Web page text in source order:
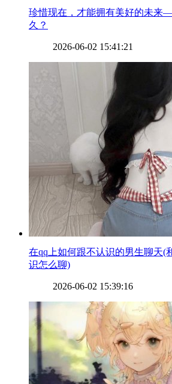
珍惜现在，才能拥有美好的未来
久？
2026-06-02 15:41:21
在qq上如何跟不认识的男生聊天(
识怎么聊)
2026-06-02 15:39:16